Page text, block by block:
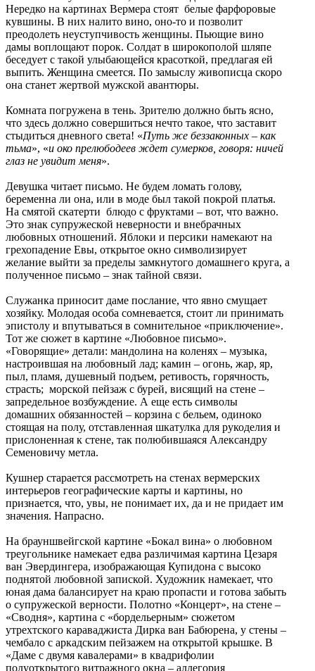
Нередко на картинах Вермера стоят белые фарфоровые
кувшины. В них налито вино, оно-то и позволит
преодолеть неуступчивость женщины. Пьющие вино
дамы воплощают порок. Солдат в широкополой шляпе
беседует с такой улыбающейся красоткой, предлагая ей
выпить. Женщина смеется. По замыслу живописца скоро
она станет жертвой мужской авантюры.
Комната погружена в тень. Зрителю должно быть ясно,
что здесь должно совершиться нечто такое, что заставит
стыдиться дневного света! «Путь же беззаконных – как
тьма», «и око прелюбодеев ждет сумерков, говоря: ничей
глаз не увидит меня».
Девушка читает письмо. Не будем ломать голову,
беременна ли она, или в моде был такой покрой платья.
На смятой скатерти блюдо с фруктами – вот, что важно.
Это знак супружеской неверности и внебрачных
любовных отношений. Яблоки и персики намекают на
грехопадение Евы, открытое окно символизирует
желание выйти за пределы замкнутого домашнего круга, а
полученное письмо – знак тайной связи.
Служанка приносит даме послание, что явно смущает
хозяйку. Молодая особа сомневается, стоит ли принимать
эпистолу и впутываться в сомнительное «приключение».
Тот же сюжет в картине «Любовное письмо».
«Говорящие» детали: мандолина на коленях – музыка,
настроившая на любовный лад; камин – огонь, жар, яр,
пыл, пламя, душевный подъем, ретивость, горячность,
страсть; морской пейзаж с бурей, висящий на стене –
запредельное возбуждение. А еще есть символы
домашних обязанностей – корзина с бельем, одиноко
стоящая на полу, отставленная шкатулка для рукоделия и
прислоненная к стене, так полюбившаяся Александру
Семеновичу метла.
Кушнер старается рассмотреть на стенах вермерских
интерьеров географические карты и картины, но
признается, что, увы, не понимает их, да и не придает им
значения. Напрасно.
На брауншвейгской картине «Бокал вина» о любовном
треугольнике намекает едва различимая картина Цезаря
ван Эвердингера, изображающая Купидона с высоко
поднятой любовной запиской. Художник намекает, что
юная дама балансирует на краю пропасти и готова забыть
о супружеской верности. Полотно «Концерт», на стене –
«Сводня», картина с «бордельерным» сюжетом
утрехтского караваджиста Дирка ван Бабюрена, у стены –
чембало с аркадским пейзажем на открытой крышке. В
«Даме с двумя кавалерами» в квадрифолии
полуоткрытого витражного окна – аллегория